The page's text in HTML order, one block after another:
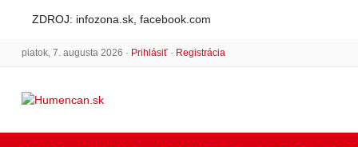
ZDROJ: infozona.sk, facebook.com
piatok, 7. augusta 2026 · Prihlásiť· Registrácia